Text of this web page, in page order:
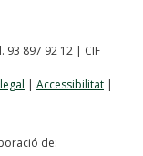
897 92 12 | CIF
| Accessibilitat |
de: